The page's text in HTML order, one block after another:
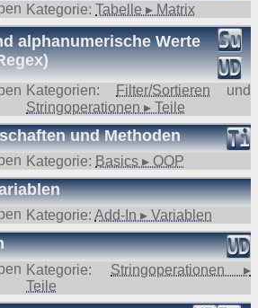
Kategorie: Tabelle ▸ Matrix
alphanumerische Werte
Kategorien: Filter/Sortieren und
Stringoperationen ▸ Teile
und Methoden
Kategorie: Basics ▸ OOP
Kategorie: Add-In ▸ Variablen
Kategorie: Stringoperationen ▸
Teile